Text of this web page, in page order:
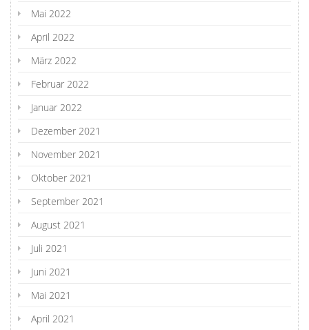
Mai 2022
April 2022
März 2022
Februar 2022
Januar 2022
Dezember 2021
November 2021
Oktober 2021
September 2021
August 2021
Juli 2021
Juni 2021
Mai 2021
April 2021